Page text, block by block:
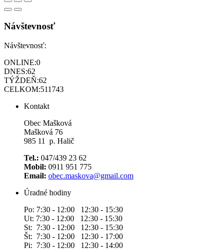
Návštevnosť
Návštevnosť:
ONLINE:0
DNES:62
TÝŽDEŇ:62
CELKOM:511743
Kontakt
Obec Mašková
Mašková 76
985 11 p. Halič
Tel.: 047/439 23 62
Mobil: 0911 951 775
Email: obec.maskova@gmail.com
Úradné hodiny
Po: 7:30 - 12:00 12:30 - 15:30
Ut: 7:30 - 12:00 12:30 - 15:30
St: 7:30 - 12:00 12:30 - 15:30
Št: 7:30 - 12:00 12:30 - 17:00
Pi: 7:30 - 12:00 12:30 - 14:00